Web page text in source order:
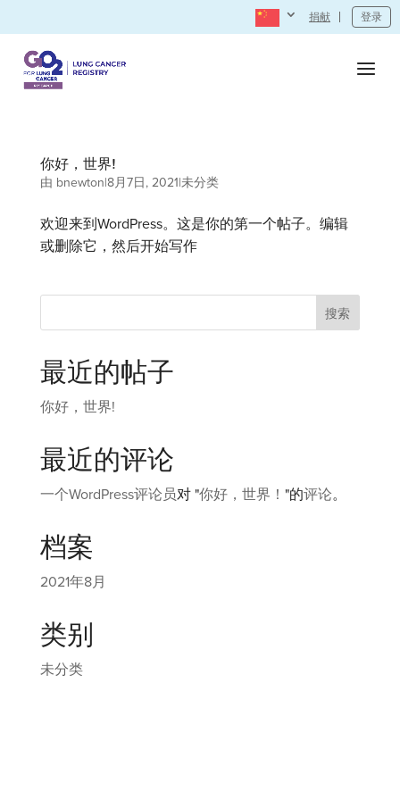
捐献 登录
你好，世界!
由 bnewton|8月7日, 2021|未分类
欢迎来到WordPress。这是你的第一个帖子。编辑
或删除它，然后开始写作
搜索
最近的帖子
你好，世界!
最近的评论
一个WordPress评论员对 "你好，世界！ "的评论。
档案
2021年8月
类别
未分类